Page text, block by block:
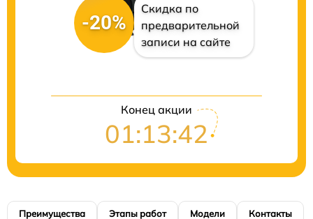
-20%
Скидка по
предварительной
записи на сайте
Конец акции
01:13:42
Преимущества Этапы работ Модели Контакты